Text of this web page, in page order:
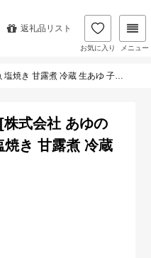
返礼品リスト
お気に入り メニュー
甘露煮 冷蔵 生あゆ 子持ち鮎
株式会社 あゆの
き 甘露煮 冷蔵